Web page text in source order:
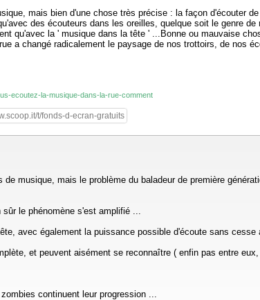
mais bien d'une chose très précise : la façon d'écouter
des écouteurs dans les oreilles, quelque soit le genre
qu'avec la ' musique dans la tête ' ...Bonne ou mauvaise
a changé radicalement le paysage de nos trottoirs, de nos
ecoutez-la-musique-dans-la-rue-comment
t/fonds-d-ecran-gratuits
musique, mais le problème du baladeur de première
le phénomène s'est amplifié ...
avec également la puissance possible d'écoute sans
et peuvent aisément se reconnaître ( enfin pas entre
continuent leur progression ...